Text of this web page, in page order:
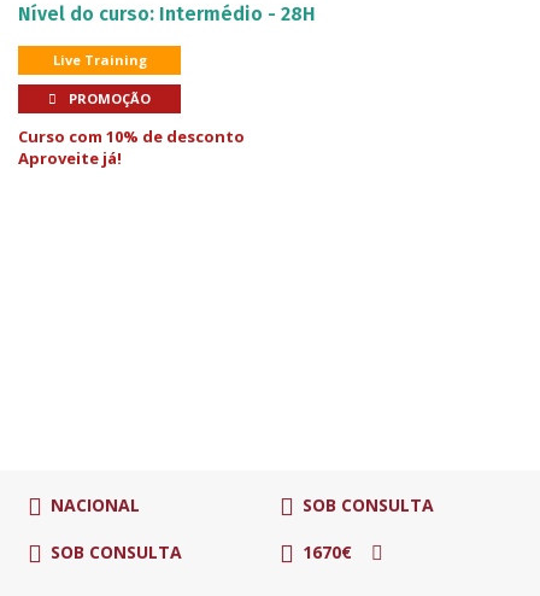
Nível do curso: Intermédio - 28H
Live Training
PROMOÇÃO
Curso com 10% de desconto
Aproveite já!
NACIONAL SOB CONSULTA
SOB CONSULTA 1670€